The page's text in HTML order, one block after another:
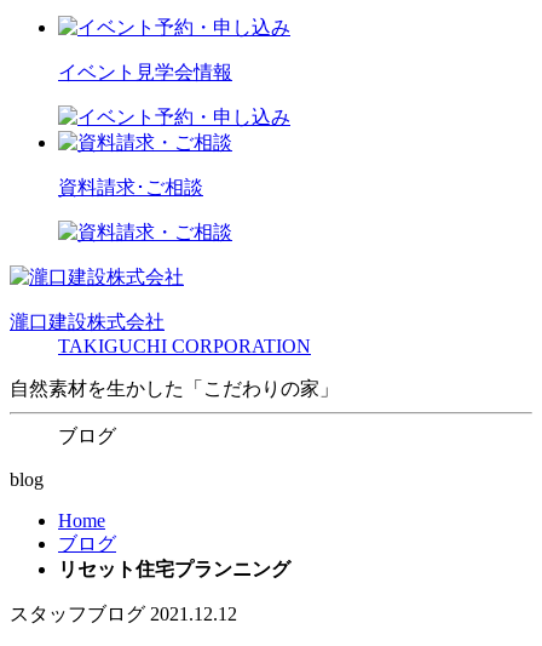
イベント見学会情報
資料請求･ご相談
瀧口建設株式会社
TAKIGUCHI CORPORATION
自然素材を生かした「こだわりの家」
ブログ
blog
Home
ブログ
リセット住宅プランニング
スタッフブログ 2021.12.12